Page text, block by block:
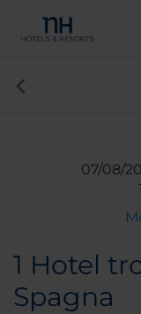
07/08/
1 Hotel
Spagna